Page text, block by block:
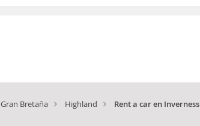
Gran Bretaña Highland Rent a car en Inverness